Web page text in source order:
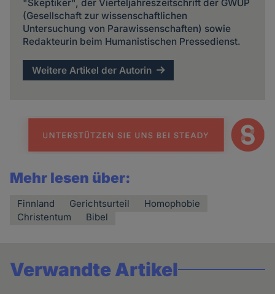
"Skeptiker", der Vierteljahreszeitschrift der GWUP
(Gesellschaft zur wissenschaftlichen
Untersuchung von Parawissenschaften) sowie
Redakteurin beim Humanistischen Pressedienst.
Weitere Artikel der Autorin
Mehr lesen über:
Finnland Gerichtsurteil
Homophobie
Christentum
Bibel
Verwandte Artikel